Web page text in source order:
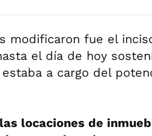
modificaron fue el
el día de hoy
a cargo del
locaciones de